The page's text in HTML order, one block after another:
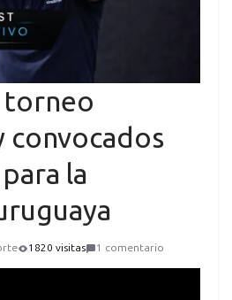
torneo
convocados
la
1820 visitas 1 comentario